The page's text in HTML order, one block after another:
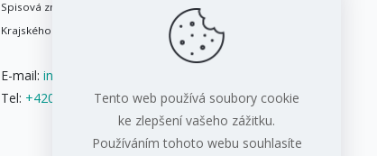
Spisová značka: B 8086 vedená u
Krajského soudu v Brně
E-mail: info@ifis.cz
Tel: +420 543 211 084Tento web používá soubory cookie
ke zlepšení vašeho zážitku.
Používáním tohoto webu souhlasíte